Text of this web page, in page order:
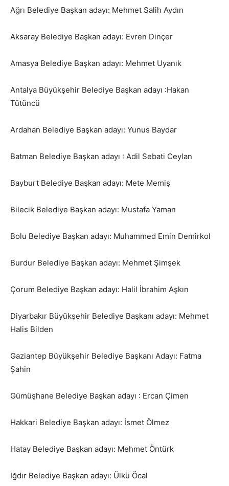
Ağrı Belediye Başkan adayı: Mehmet Salih Aydın
Aksaray Belediye Başkan adayı: Evren Dinçer
Amasya Belediye Başkan adayı: Mehmet Uyanık
Antalya Büyükşehir Belediye Başkan adayı :Hakan
Tütüncü
Ardahan Belediye Başkan adayı: Yunus Baydar
Batman Belediye Başkan adayı : Adil Sebati Ceylan
Bayburt Belediye Başkan adayı: Mete Memiş
Bilecik Belediye Başkan adayı: Mustafa Yaman
Bolu Belediye Başkan adayı: Muhammed Emin Demirkol
Burdur Belediye Başkan adayı: Mehmet Şimşek
Çorum Belediye Başkan adayı: Halil İbrahim Aşkın
Diyarbakır Büyükşehir Belediye Başkanı adayı: Mehmet
Halis Bilden
Gaziantep Büyükşehir Belediye Başkanı Adayı: Fatma
Şahin
Gümüşhane Belediye Başkan adayı : Ercan Çimen
Hakkari Belediye Başkan adayı: İsmet Ölmez
Hatay Belediye Başkan adayı: Mehmet Öntürk
Iğdır Belediye Başkan adayı: Ülkü Öcal